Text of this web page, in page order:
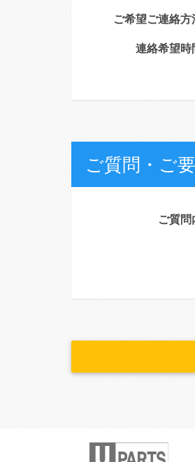
ご希望ご連絡方
連絡希望時
ご質問・ご
ご質問